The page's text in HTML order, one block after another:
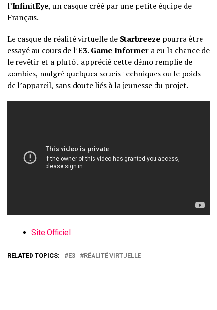
l’InfinitEye, un casque créé par une petite équipe de
Français.
Le casque de réalité virtuelle de Starbreeze pourra être
essayé au cours de l’E3. Game Informer a eu la chance de
le revêtir et a plutôt apprécié cette démo remplie de
zombies, malgré quelques soucis techniques ou le poids
de l’appareil, sans doute liés à la jeunesse du projet.
Site Officiel
RELATED TOPICS: E3 RÉALITÉ VIRTUELLE